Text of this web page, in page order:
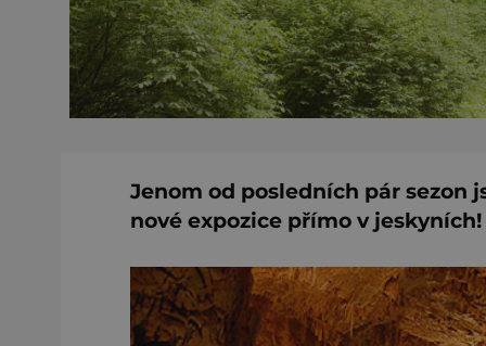
Jenom od posledních pár sezon
nové expozice přímo v jeskyních!